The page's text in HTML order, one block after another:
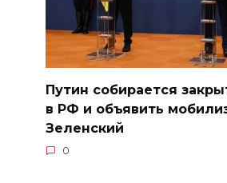
Путин собирается
в РФ и объявить
Зеленский
0